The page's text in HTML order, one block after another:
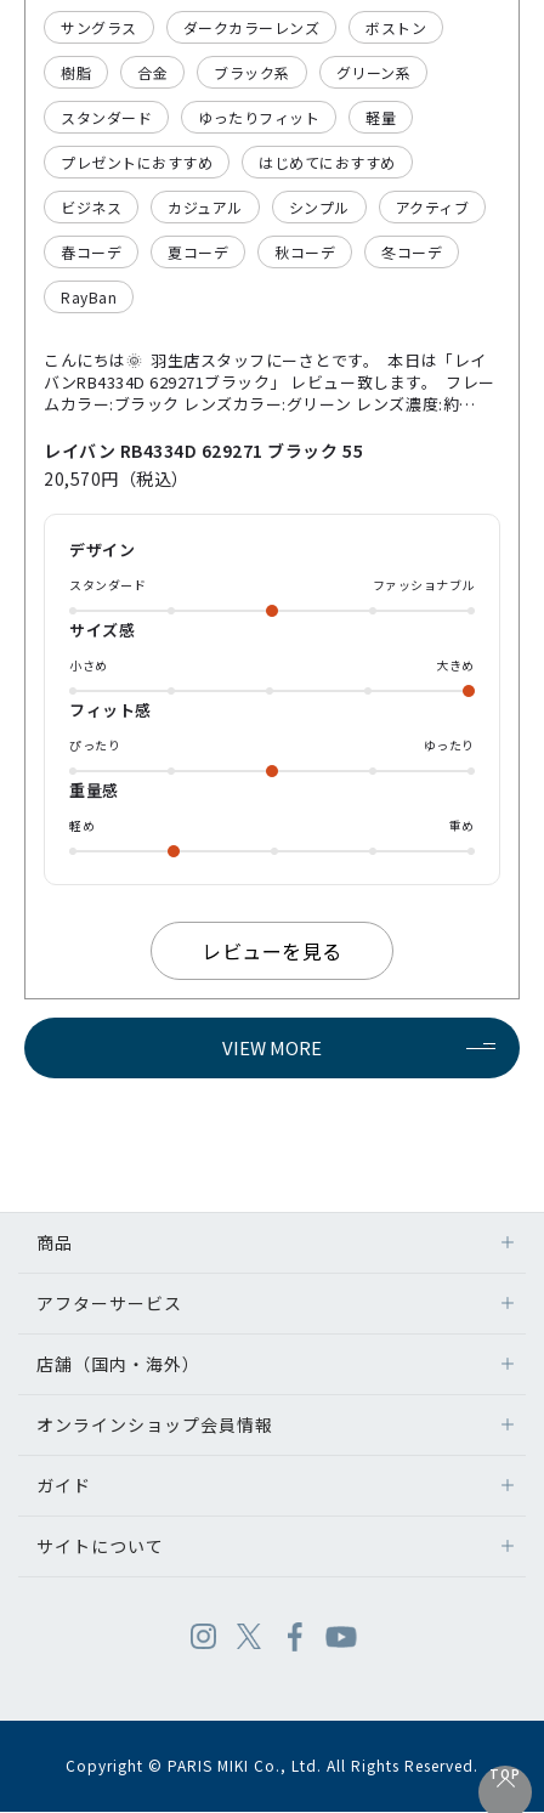
サングラス ダークカラーレンズ ボストン
樹脂 合金 ブラック系 グリーン系
スタンダード ゆったりフィット 軽量
プレゼントにおすすめ はじめてにおすすめ
ビジネス カジュアル シンプル アクティブ
春コーデ 夏コーデ 秋コーデ 冬コーデ
RayBan
こんにちは🌞 羽生店スタッフにーさとです。 本日は「レイ
バンRB4334D 629271ブラック」 レビュー致します。 フレー
ムカラー:ブラック レンズカラー:グリーン レンズ濃度:約
のサングラスになります🕶️ フレームのズレにくさと、かけ具
合は個人的にかなりフィット感の高い商品であると思います
☆ 大ぶりなサイズ感でかなりゆとりがありつつ、スマートな
印象。 55サイズになりますので、男女問わず掛けやすいサイ
になります。 大きめなサイズと軽さとずれにくさ優先のお客
様にオススメしたい商品です。 濃度もかなり濃いので、眩し
さ避けにもかなり役立つサングラスです。別カラーも是非コ
ーディネートあげておりますのでチェックしてみて下さいね
😆 パリミキオンライン購入又は取り扱いパリミキ店舗までお
越しくださいませ♪
レイバン RB4334D 629271 ブラック 55
20,570円（税込）
デザイン
スタンダード ファッショナブル
サイズ感
小さめ 大きめ
フィット感
ぴったり ゆったり
重量感
軽め 重め
レビューを見る
VIEW MORE
TOP
商品
アフターサービス
店舗（国内・海外）
オンラインショップ会員情報
ガイド
サイトについて
Copyright © PARIS MIKI Co., Ltd. All Rights Reserved.